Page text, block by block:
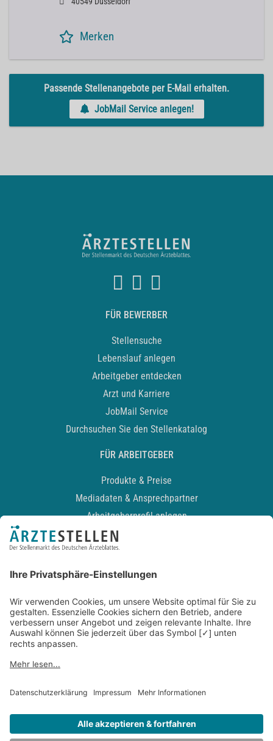
Merken
Passende Stellenangebote per E-Mail erhalten.
JobMail Service anlegen!
FÜR BEWERBER
Stellensuche
Lebenslauf anlegen
Arbeitgeber entdecken
Arzt und Karriere
JobMail Service
Durchsuchen Sie den Stellenkatalog
FÜR ARBEITGEBER
Produkte & Preise
Mediadaten & Ansprechpartner
Arbeitgeberprofil anlegen
Recruiting-Podcast
Kontakt
Datenschutz
Newsletter